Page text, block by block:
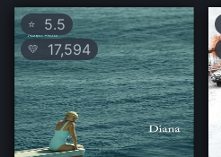
⭐ 5.5
💛 17,594